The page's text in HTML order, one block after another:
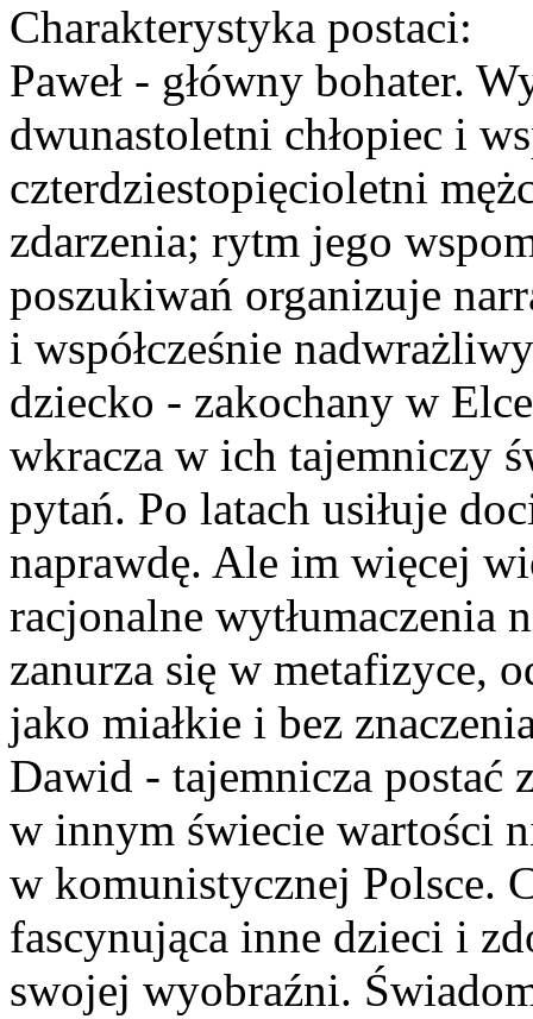
Charakterystyka postaci:
Paweł - główny bohater.
dwunastoletni chłopiec i
czterdziestopięcioletni
zdarzenia; rytm jego
poszukiwań organizuje
i współcześnie
dziecko - zakochany w
wkracza w ich tajemniczy
pytań. Po latach usiłuje
naprawdę. Ale im więcej
racjonalne wytłumaczenia
zanurza się w metafizyce,
jako miałkie i bez
Dawid - tajemnicza postać
w innym świecie wartości
w komunistycznej Polsce.
fascynująca inne dzieci i
swojej wyobraźni.